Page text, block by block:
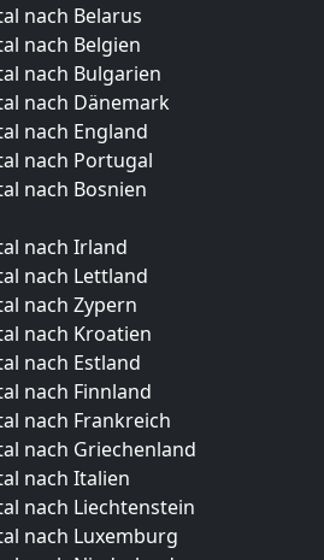
nach Belarus
nach Belgien
nach Bulgarien
nach Dänemark
nach England
nach Portugal
nach Bosnien
nach Irland
nach Lettland
nach Zypern
nach Kroatien
nach Estland
nach Finnland
nach Frankreich
nach Griechenland
nach Italien
nach Liechtenstein
nach Luxemburg